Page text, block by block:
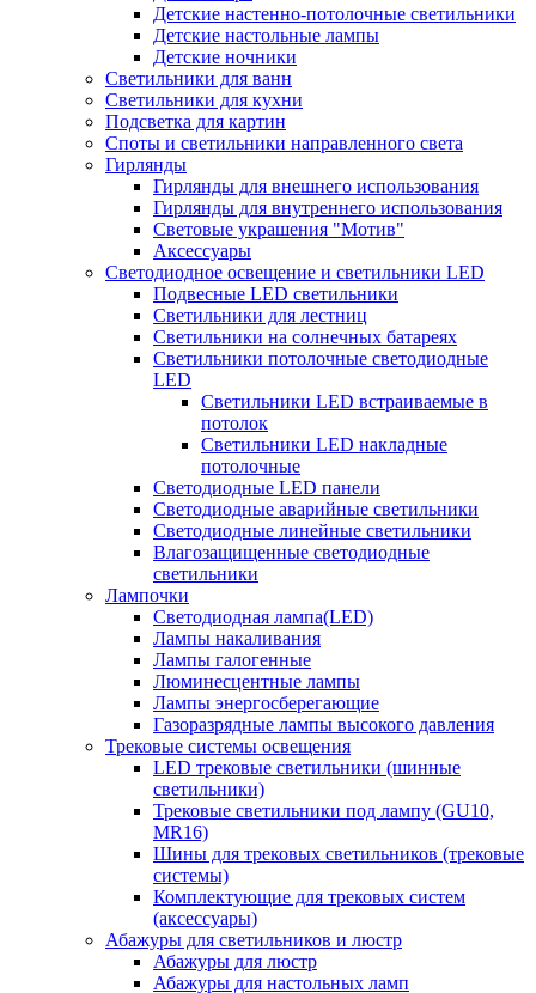
Детские настенно-потолочные светильники
Детские настольные лампы
Детские ночники
Светильники для ванн
Светильники для кухни
Подсветка для картин
Споты и светильники направленного света
Гирлянды
Гирлянды для внешнего использования
Гирлянды для внутреннего использования
Световые украшения "Мотив"
Аксессуары
Светодиодное освещение и светильники LED
Подвесные LED светильники
Светильники для лестниц
Светильники на солнечных батареях
Светильники потолочные светодиодные
LED
Cветильники LED встраиваемые в
потолок
Светильники LED накладные
потолочные
Светодиодные LED панели
Светодиодные аварийные светильники
Светодиодные линейные светильники
Влагозащищенные светодиодные
светильники
Лампочки
Светодиодная лампа(LED)
Лампы накаливания
Лампы галогенные
Люминесцентные лампы
Лампы энергосберегающие
Газоразрядные лампы высокого давления
Трековые системы освещения
LED трековые светильники (шинные
светильники)
Трековые светильники под лампу (GU10,
MR16)
Шины для трековых светильников (трековые
системы)
Комплектующие для трековых систем
(аксессуары)
Абажуры для светильников и люстр
Абажуры для люстр
Абажуры для настольных ламп